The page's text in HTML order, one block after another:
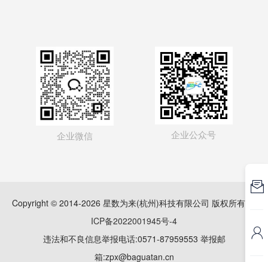
企业微信 企业公众号
Copyright © 2014-2026 星数为来(杭州)科技有限公司 版权所有
ICP备2022001945号-4
违法和不良信息举报电话:0571-87959553 举报邮
箱:zpx@baguatan.cn

